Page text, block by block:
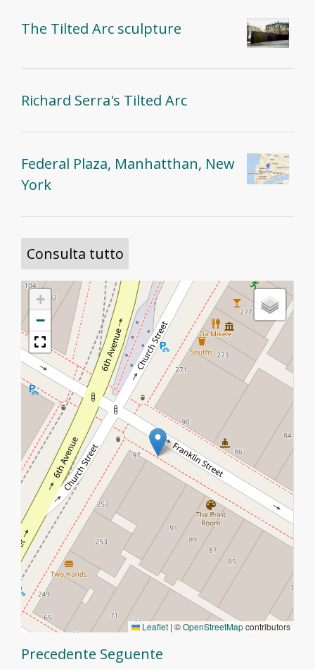
The Tilted Arc sculpture
Richard Serra's Tilted Arc
Federal Plaza, Manhatthan, New
York
Consulta tutto
+
−
Leaflet | ©OpenStreetMapcontributors
Precedente Seguente